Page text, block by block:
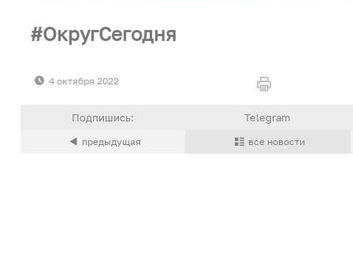
ОкругСегодня
4 октября 2022